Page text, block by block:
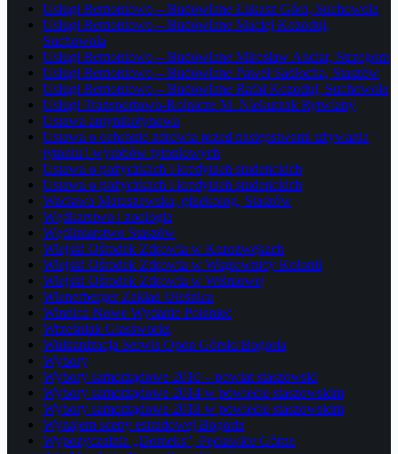
Usługi Remontowo – Budowlane Łukasz Góra, Suchowola
Usługi Remontowo – Budowlane Maciej Kozoduj,
Suchowola
Usługi Remontowo – Budowlane Mirosław Anciar, Strzegom
Usługi Remontowo – Budowlane Paweł Sadłocha, Staszów
Usługi Remontowo – Budowlane Rafał Kozoduj, Suchowola
Usługi Transportowo-Rolnicze M. Niekurzak Rytwiany
Ustawa antynikotynowa
Ustawa o ochronie zdrowia przed następstwami używania
tytoniu i wyrobów tytoniowych
Ustawa o pożyczkach i kredytach studenckich
Ustawa o pożyczkach i kredytach studenckich
Wacława Matuszewska, ginekolog, Staszów
Wędkarstwo i zoologia
Wędliniarstwo Staszów
Wiejski Ośrodek Zdrowia w Kurozwękach
Wiejski Ośrodek Zdrowia w Wiązownicy Kolonii
Wiejski Ośrodek Zdrowia w Wiśniowej
Wienerberger Zakład Oleśnica
Winnica Nowe Wydanie Połaniec
Wrześniak Glassworks
Wulkanizacja Serwis Opon Górski Bogoria
Wybory
Wybory samorządowe 2010 – powiat staszowski
Wybory samorządowe 2014 w powiecie staszowskim
Wybory samorządowe 2018 w powiecie staszowskim
Wynajem sceny estradowej Bogoria
Wypożyczalnia „Domeks”, Pęcławice Górne